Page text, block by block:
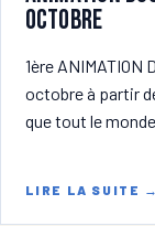
octobre
1ère ANIMATION
octobre à partir
que tout le
LIRE LA SUITE →